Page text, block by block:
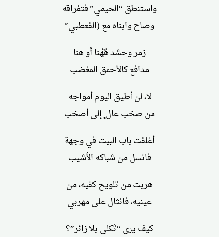
واستنطق “الحيمي” فتفراقه
وصاح وابناه مع (القعطبي”
زمر وحشد هًهُنا أو هنا
مدافع كالأحمق المغضب
لا، لن أطيق اليوم أمواجه
من صخب عال ٍ إلى أصخب
أغلقت باب البيت في وجهة
فانسل من شباكه الأشيب
هربت من تلويح كفيه، من
عينيه، فانثال على مهربي
كيف يرى “ثكلى بلا زائر”؟